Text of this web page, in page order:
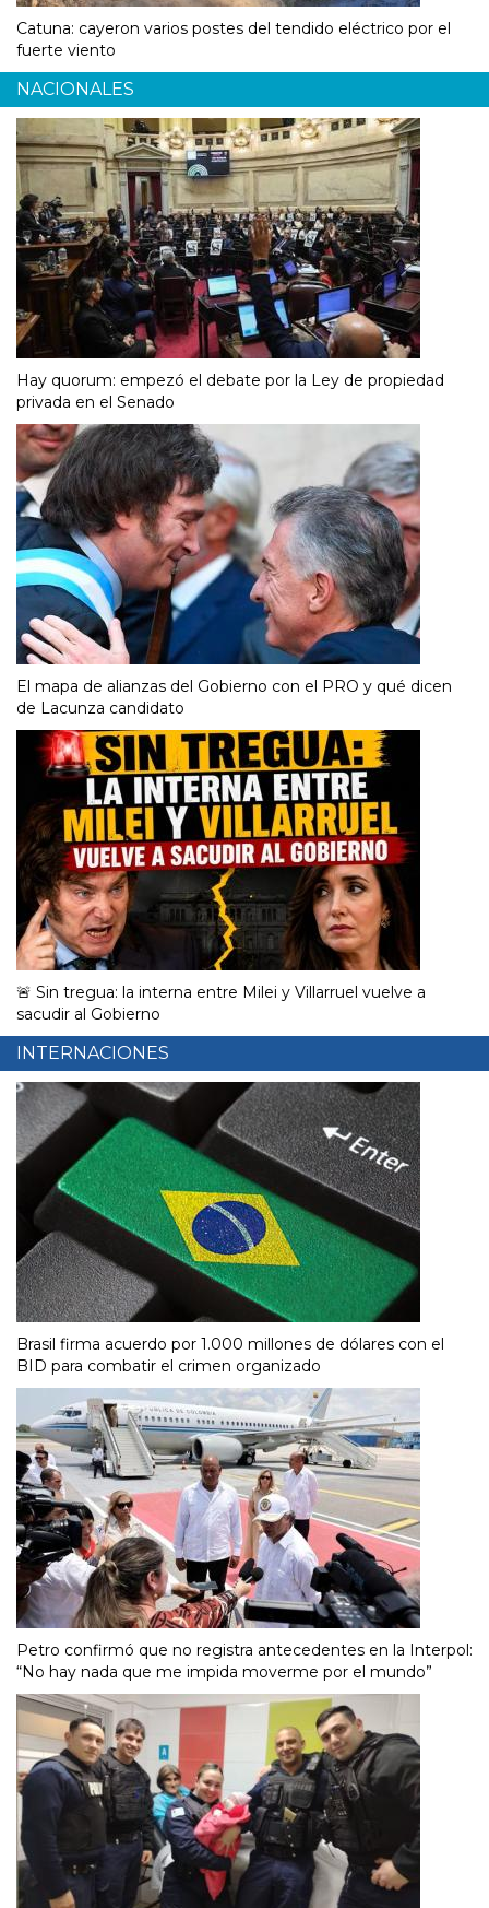
Catuna: cayeron varios postes del tendido eléctrico por el
fuerte viento
NACIONALES
Hay quorum: empezó el debate por la Ley de propiedad
privada en el Senado
El mapa de alianzas del Gobierno con el PRO y qué dicen
de Lacunza candidato
🚨 Sin tregua: la interna entre Milei y Villarruel vuelve a
sacudir al Gobierno
INTERNACIONES
Brasil firma acuerdo por 1.000 millones de dólares con el
BID para combatir el crimen organizado
Petro confirmó que no registra antecedentes en la Interpol:
“No hay nada que me impida moverme por el mundo”